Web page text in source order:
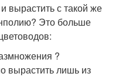
вырастить с такой же
Это больше
?
вырастить лишь из